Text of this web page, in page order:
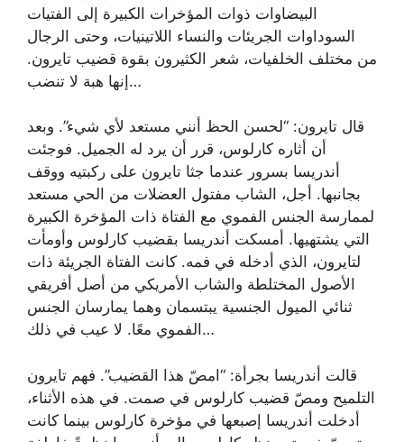
البيضاوات ذوات المؤخرات الكبيرة إلى الفتيات
السوداوات الجريئات والنساء اللاتينيات، وحتى الرجال
من مختلف الخلفيات، شعر الكثيرون بقوة قضيب تايرون.
إنها هبة لا تنضب…
قال تايرون: “لحسن الحظ أنني مستعد لأي شيء”. وبعد
أن أثاره كارلوس، قرر أن يرد له الجميل. فوجئت
أندريسا بسرور عندما جثا تايرون على ركبتيه ووقف
بجانبها. أجل، الشاب مفتول العضلات من الحي مستعد
لممارسة الجنس الفموي مع الفتاة ذات المؤخرة الكبيرة
التي يشتهيها. أمسكت أندريسا بقضيب كارلوس وأومأت
لتايرون، الذي أدخله في فمه. كانت الفتاة الجريئة ذات
الأصول المختلطة والشاب الأمريكي من أصل أفريقي
ثنائي الميول الجنسية يبتسمان وهما يمارسان الجنس
الفموي معًا. لا عيب في ذلك…
قالت أندريسا بجرأة: “امصّ هذا القضيب”. فهم تايرون
التلميح ومصّ قضيب كارلوس في صمت. في هذه الأثناء،
أدخلت أندريسا إصبعها في مؤخرة كارلوس بينما كانت